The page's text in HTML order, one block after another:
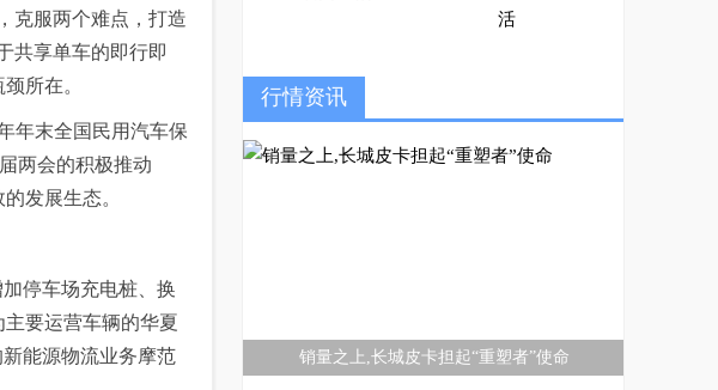
克服两个难点，打造
共享单车的即行即
所在。
年末全国民用汽车保
两会的积极推动
发展生态。
停车场充电桩、换
要运营车辆的华夏
能源物流业务摩范
活
十代索纳塔实力再上新
台阶
行情资讯
销量之上,长城皮卡担起“重塑者”使命